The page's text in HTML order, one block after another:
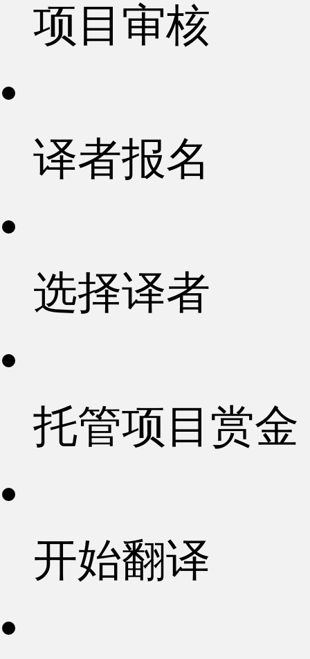
项目审核
译者报名
选择译者
托管项目赏金
开始翻译